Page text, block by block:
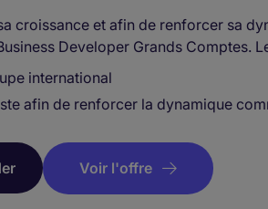
croissance et afin de renforcer sa
Developer Grands Comptes.
international
afin de renforcer la dynamique
Voir l'offre